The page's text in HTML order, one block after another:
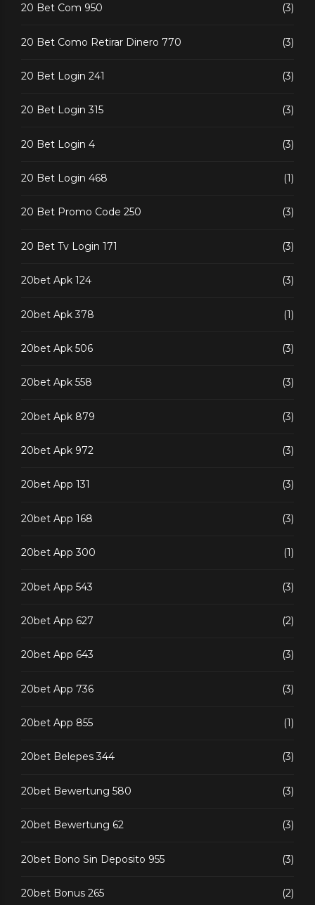
20 Bet Com 950 (3)
20 Bet Como Retirar Dinero 770 (3)
20 Bet Login 241 (3)
20 Bet Login 315 (3)
20 Bet Login 4 (3)
20 Bet Login 468 (1)
20 Bet Promo Code 250 (3)
20 Bet Tv Login 171 (3)
20bet Apk 124 (3)
20bet Apk 378 (1)
20bet Apk 506 (3)
20bet Apk 558 (3)
20bet Apk 879 (3)
20bet Apk 972 (3)
20bet App 131 (3)
20bet App 168 (3)
20bet App 300 (1)
20bet App 543 (3)
20bet App 627 (2)
20bet App 643 (3)
20bet App 736 (3)
20bet App 855 (1)
20bet Belepes 344 (3)
20bet Bewertung 580 (3)
20bet Bewertung 62 (3)
20bet Bono Sin Deposito 955 (3)
20bet Bonus 265 (2)